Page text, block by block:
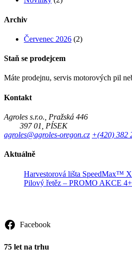
Archiv
Červenec 2026 (2)
Staň se prodejcem
Máte prodejnu, servis motorových pil
Kontakt
Agroles s.r.o., Pražská 446
397 01, PÍSEK
agroles@agroles-oregon.cz +(420) 382
Aktuálně
Harvestorová lišta SpeedMax™
Pilový řetěz – PROMO AKCE
Facebook
75 let na trhu